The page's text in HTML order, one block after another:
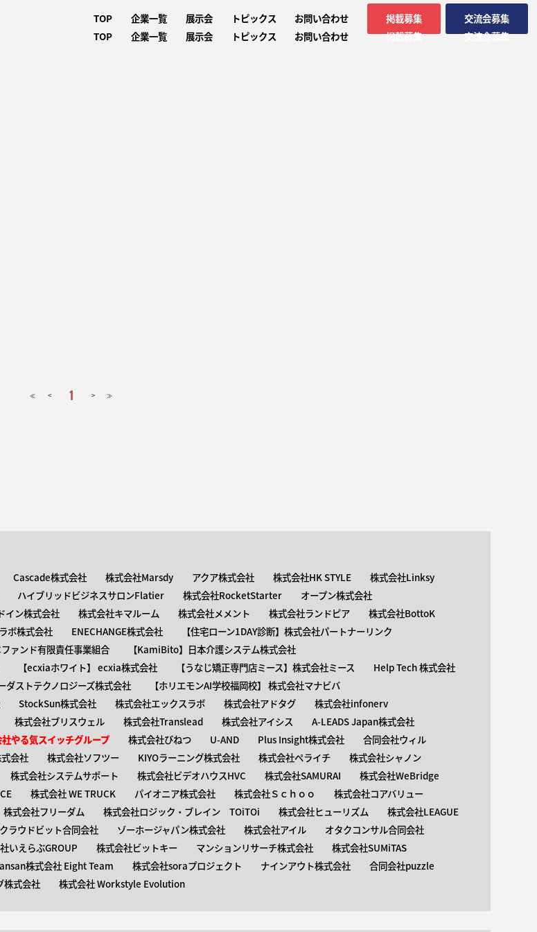
TOP
TOP
企業一覧
企業一覧
展示会
展示会
トピックス
トピックス
お問い合わせ
お問い合わせ
掲載募集
掲載募集
交流会募集
交流会募集
≪ < 1 > ≫
Cascade株式会社 株式会社Marsdy アクア株式会社 株式会社HK STYLE
株式会社Linksy
ハイブリッドビジネスサロンFlatier 株式会社RocketStarter
オープン株式会社
イン株式会社 株式会社キマルーム 株式会社メメント 株式会社ランドピア
株式会社BottoK
ボ株式会社 ENECHANGE株式会社
【住宅ローン1DAY診断】株式会社パートナーリンク
ァンド有限責任事業組合
【KamiBito​】日本介護システム株式会社
【​ecxiaホワイト】 ecxia株式会社 【​うなじ矯正専門店ミース】株式会社ミース
Help Tech 株式会社
ダストテクノロジーズ株式会社
【ホリエモンAI学校福岡校】 株式会社マナビバ
StockSun株式会社 株式会社エックスラボ 株式会社アドタグ
株式会社infonerv
株式会社ブリスウェル 株式会社Translead 株式会社アイシス
A-LEADS Japan株式会社
やる気スイッチグループ 株式会社びねつ U-AND Plus Insight株式会社
合同会社ウィル
会社 株式会社ソフツー KIYOラーニング株式会社 株式会社ペライチ
株式会社シャノン
株式会社システムサポート 株式会社ビデオハウスHVC 株式会社SAMURAI
株式会社WeBridge
株式会社 WE TRUCK パイオニア株式会社 株式会社Ｓｃｈｏｏ
株式会社コアバリュー
株式会社フリーダム 株式会社ロジック・ブレイン TOiTOi 株式会社ヒューリズム
株式会社LEAGUE
クラウドビット合同会社 ゾーホージャパン株式会社 株式会社アイル
オタクコンサル合同会社
いえらぶGROUP 株式会社ビットキー マンションリサーチ株式会社
株式会社SUMiTAS
株式会社 Eight Team 株式会社soraプロジェクト ナインアウト株式会社
合同会社puzzle
株式会社 株式会社 Workstyle Evolution